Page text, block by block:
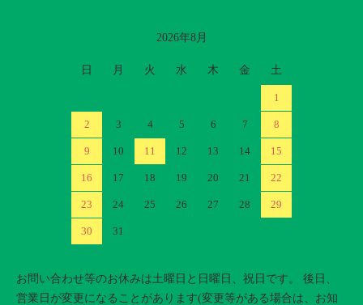
2026年8月
日 月 火 水 木 金 土
1
2 3 4 5 6 7 8
9 10 11 12 13 14 15
16 17 18 19 20 21 22
23 24 25 26 27 28 29
30 31
お問い合わせ等のお休みは土曜日と日曜日、祝日です。 後日、
営業日が変更になることがあります(変更等がある場合は、お知